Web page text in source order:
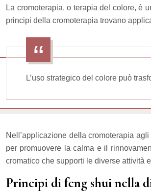
La cromoterapia, o terapia del colore, è
principi della cromoterapia trovano
L’uso strategico del colore può
Nell’applicazione della cromoterapia
per promuovere la calma e il
cromatico che supporti le diverse attività
Principi di feng shui nella